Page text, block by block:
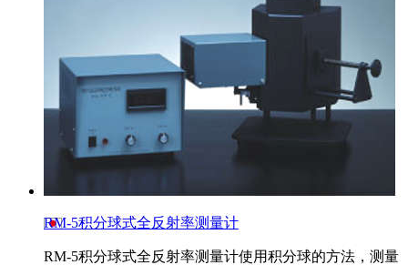
RM-5积分球式全反射率测量计
RM-5积分球式全反射率测量计使用积分球的方法，测量